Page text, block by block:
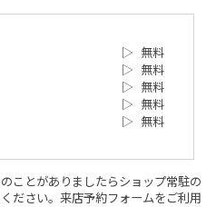
▷
無料
▷
無料
▷
無料
▷
無料
▷ 無料
ことがありましたらショップ常駐の
ださい。来店予約フォームをご利用